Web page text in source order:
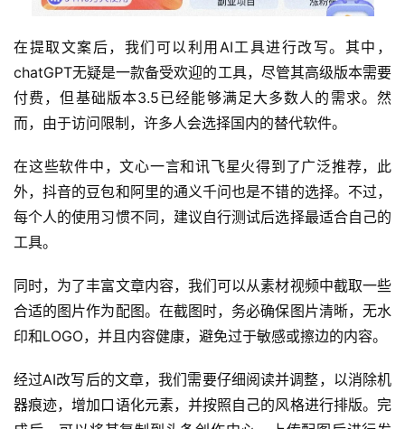
在提取文案后，我们可以利用AI工具进行改写。其中，
chatGPT无疑是一款备受欢迎的工具，尽管其高级版本需要
付费，但基础版本3.5已经能够满足大多数人的需求。然
而，由于访问限制，许多人会选择国内的替代软件。
在这些软件中，文心一言和讯飞星火得到了广泛推荐，此
外，抖音的豆包和阿里的通义千问也是不错的选择。不过，
每个人的使用习惯不同，建议自行测试后选择最适合自己的
工具。
同时，为了丰富文章内容，我们可以从素材视频中截取一些
合适的图片作为配图。在截图时，务必确保图片清晰，无水
印和LOGO，并且内容健康，避免过于敏感或擦边的内容。
经过AI改写后的文章，我们需要仔细阅读并调整，以消除机
器痕迹，增加口语化元素，并按照自己的风格进行排版。完